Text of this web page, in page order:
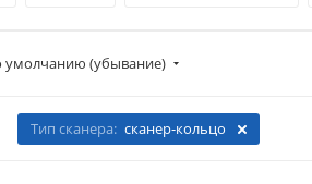
умолчанию (убывание)
Тип сканера: сканер-кольцо